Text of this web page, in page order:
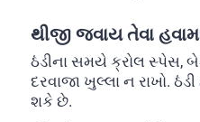
થીજી જવાય તેવા
ઠંડીના સમયે ક્રોલ સ્પેસ,
દરવાજા ખુલ્લા ન રાખો.
શકે છે.